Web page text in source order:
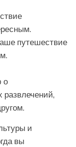
путешествие
о
развлечений,
и
вы